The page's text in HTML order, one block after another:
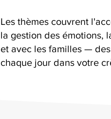
Les thèmes couvrent
la gestion des émotions,
et avec les familles —
chaque jour dans votre